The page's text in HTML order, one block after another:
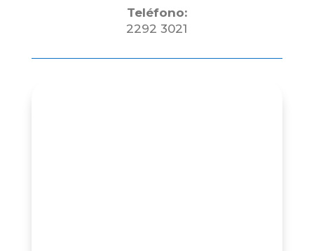
Teléfono:
2292 3021